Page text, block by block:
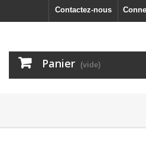
Contactez-nous
Panier (vide)